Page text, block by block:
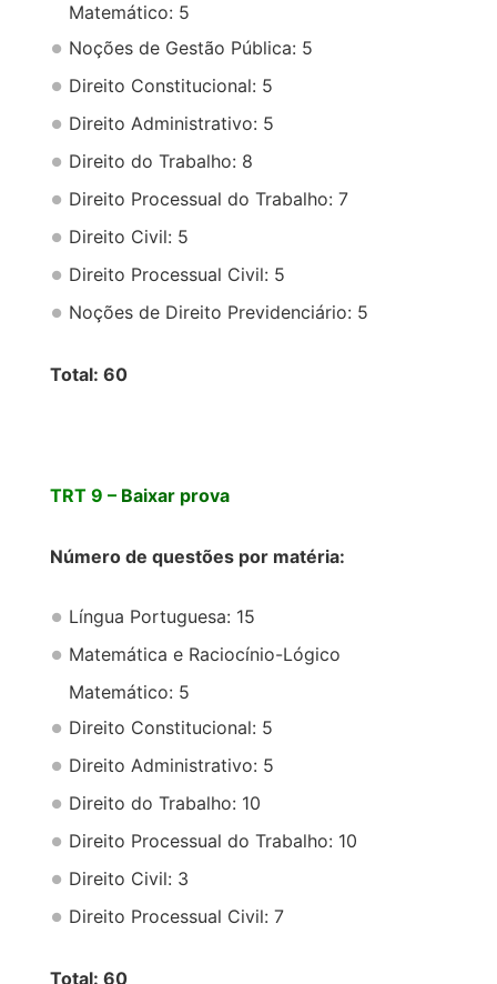
Matemático: 5
Noções de Gestão Pública: 5
Direito Constitucional: 5
Direito Administrativo: 5
Direito do Trabalho: 8
Direito Processual do Trabalho: 7
Direito Civil: 5
Direito Processual Civil: 5
Noções de Direito Previdenciário: 5
Total: 60
TRT 9 – Baixar prova
Número de questões por matéria:
Língua Portuguesa: 15
Matemática e Raciocínio-Lógico
Matemático: 5
Direito Constitucional: 5
Direito Administrativo: 5
Direito do Trabalho: 10
Direito Processual do Trabalho: 10
Direito Civil: 3
Direito Processual Civil: 7
Total: 60